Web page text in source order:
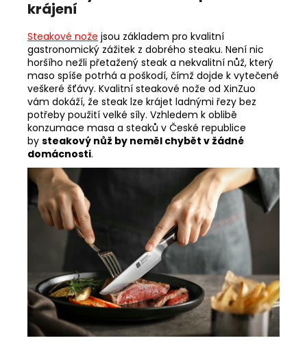
krájení
Steakové nože jsou základem pro kvalitní
gastronomický zážitek z dobrého steaku. Není nic
horšího nežli přetažený steak a nekvalitní nůž, který
maso spíše potrhá a poškodí, čímž dojde k vytečené
veškeré šťávy. Kvalitní steakové nože od XinZuo
vám dokáží, že steak lze krájet ladnými řezy bez
potřeby použití velké síly. Vzhledem k oblibě
konzumace masa a steaků v České republice
by steakový nůž by neměl chybět v žádné
domácnosti.